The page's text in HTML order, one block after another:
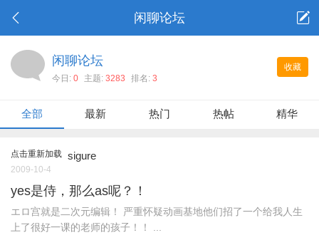
闲聊论坛
收藏
闲聊论坛
今日: 0 主题: 3283 排名: 3
全部 最新 热门 热帖 精华
点击重新加载 sigure
2009-10-4
yes是侍，那么as呢？！
エロ宫就是二次元编辑！ 严重怀疑动画基地他们招了一个给我人生
上了很好一课的老师的孩子！！ ...